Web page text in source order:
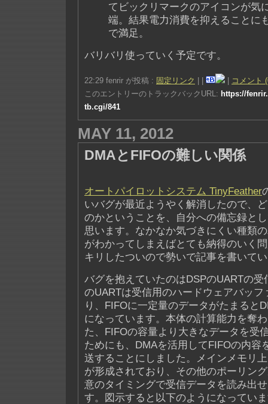
てビックリマークのアイコンが気
端。結果電力消費を抑えることに
で満足。
バリバリ使っていく予定です。
22:29 fenrir が投稿 : 固定リンク
コメント
このエントリーのトラックバックURL: https://
tb.cgi/841
MAY 11, 2012
DMAとFIFOの難しい関係
オートパイロットシステム TinyFeather
いバグが最近ようやく解消したので、
のかということを、自分への備忘録と
思います。なかなか気づきにくい種類
がわかってしまえばとても納得のいく
キリしたついので勢いで記事を書いて
バグを抱えていたのはDSPのUARTの受
のUARTは受信用のハードウェアバッ
り、FIFOに一定量のデータがたまると
になっています。本体の計算能力を奪
た、FIFOの容量より大きなデータを受
ためにも、DMAを活用してFIFOの内容
送することにしました。メインメモリ
が形成されており、その他のポーリン
意のタイミングで受信データを読み出
す。図示すると以下のようになってい